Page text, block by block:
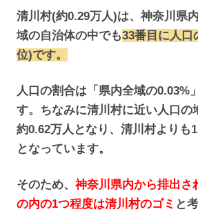
清川村(約0.29万人)は、神奈川県
域の自治体の中でも33番目に人口
位)です。
人口の割合は「県内全域の0.03%
す。ちなみに清川村に近い人口の
約0.62万人となり、清川村よりも
となっています。
そのため、神奈川県内から排出さ
の内の1つ程度は清川村のゴミ と